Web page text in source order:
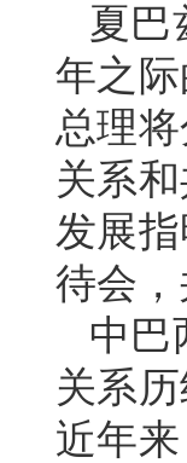
夏巴
年之
总理
关系
发展
待会，
中巴
关系
近年